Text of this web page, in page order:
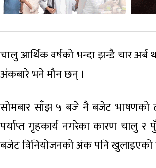
चालु आर्थिक वर्षको भन्दा झन्डै चार अर्ब
अंकबारे भने मौन छन् ।
सोमबार साँझ ५ बजे नै बजेट भाषणको
पर्याप्त गृहकार्य नगरेका कारण चालु र
बजेट विनियोजनको अंक पनि खुलाइएको